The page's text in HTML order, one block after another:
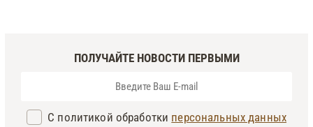
ПОЛУЧАЙТЕ НОВОСТИ ПЕРВЫМИ
С политикой обработки персональных данных